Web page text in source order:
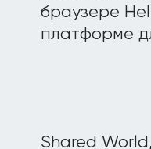
браузере
платформе
Shared